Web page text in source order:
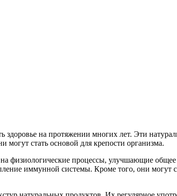
на протяжении многих лет. Эти
могут стать основой для крепости организма.
физиологические процессы, улучшающие
иммунной системы. Кроме того, они могут